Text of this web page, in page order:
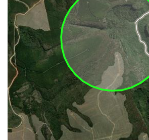
UC Estaduais
Municipais
Hidrografia
1:1.000.000
(ANA)
Biomas
(IBGE)
Vegetação
(IBGE)